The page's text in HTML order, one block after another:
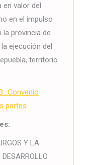
valor del
en el impulso
la provincia de
ejecución del
territorio
partes
Y LA